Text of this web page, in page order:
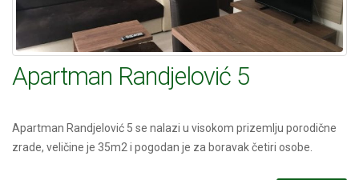
Apartman Randjelović 5
Apartman Randjelović 5 se nalazi u visokom prizemlju porodične
zrade, veličine je 35m2 i pogodan je za boravak četiri osobe.